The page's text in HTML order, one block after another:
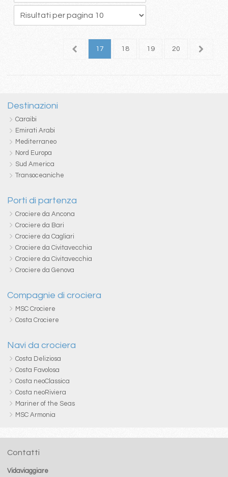
16 17 18 19 20 21
Destinazioni
Caraibi
Emirati Arabi
Mediterraneo
Nord Europa
Sud America
Transoceaniche
Porti di partenza
Crociere da Ancona
Crociere da Bari
Crociere da Cagliari
Crociere da Civitavecchia
Crociere da Civitavecchia
Crociere da Genova
Compagnie di crociera
MSC Crociere
Costa Crociere
Navi da crociera
Costa Deliziosa
Costa Favolosa
Costa neoClassica
Costa neoRiviera
Mariner of the Seas
MSC Armonia
Contatti
Vidaviaggiare